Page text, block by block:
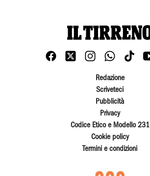
Redazione
Scriveteci
Pubblicità
Privacy
Codice Etico e Modello 231
Cookie policy
Termini e condizioni